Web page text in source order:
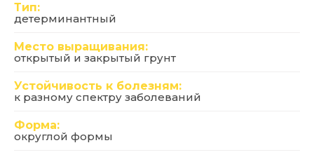
Тип:
детерминантный
Место выращивания:
открытый и закрытый грунт
Устойчивость к болезням:
к разному спектру заболеваний
Форма:
округлой формы